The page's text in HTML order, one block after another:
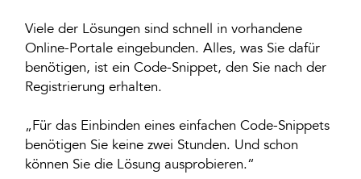
Viele der Lösungen sind schnell in vorhandene
Online-Portale eingebunden. Alles, was Sie dafür
benötigen, ist ein Code-Snippet, den Sie nach der
Registrierung erhalten.
„Für das Einbinden eines einfachen Code-Snippets
benötigen Sie keine zwei Stunden. Und schon
können Sie die Lösung ausprobieren.“